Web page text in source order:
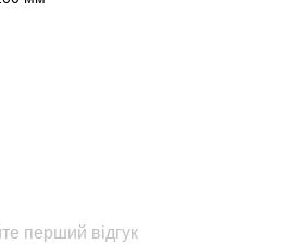
перший відгук